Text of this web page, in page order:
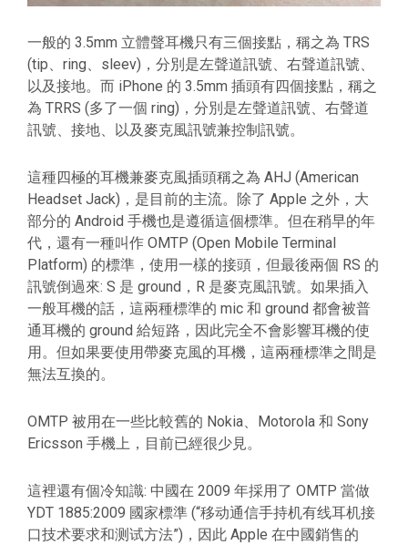
一般的 3.5mm 立體聲耳機只有三個接點，稱之為 TRS
(tip、ring、sleev)，分別是左聲道訊號、右聲道訊號、
以及接地。而 iPhone 的 3.5mm 插頭有四個接點，稱之
為 TRRS (多了一個 ring)，分別是左聲道訊號、右聲道
訊號、接地、以及麥克風訊號兼控制訊號。
這種四極的耳機兼麥克風插頭稱之為 AHJ (American
Headset Jack)，是目前的主流。除了 Apple 之外，大
部分的 Android 手機也是遵循這個標準。但在稍早的年
代，還有一種叫作 OMTP (Open Mobile Terminal
Platform) 的標準，使用一樣的接頭，但最後兩個 RS 的
訊號倒過來: S 是 ground，R 是麥克風訊號。如果插入
一般耳機的話，這兩種標準的 mic 和 ground 都會被普
通耳機的 ground 給短路，因此完全不會影響耳機的使
用。但如果要使用帶麥克風的耳機，這兩種標準之間是
無法互換的。
OMTP 被用在一些比較舊的 Nokia、Motorola 和 Sony
Ericsson 手機上，目前已經很少見。
這裡還有個冷知識: 中國在 2009 年採用了 OMTP 當做
YDT 1885:2009 國家標準 (“移动通信手持机有线耳机接
口技术要求和测试方法”)，因此 Apple 在中國銷售的